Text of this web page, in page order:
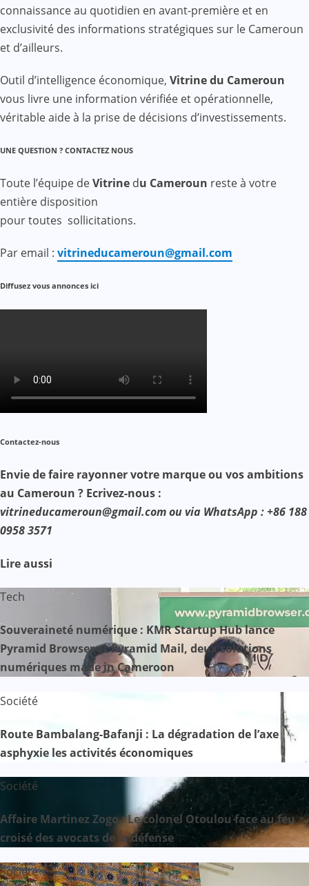
connaissance au quotidien en avant-première et en
exclusivité des informations stratégiques sur le Cameroun
et d’ailleurs.
Outil d’intelligence économique, Vitrine du Cameroun
vous livre une information vérifiée et opérationnelle,
véritable aide à la prise de décisions d’investissements.
UNE QUESTION ? CONTACTEZ NOUS
Toute l’équipe deVitrine du Cameroun reste à votre
entière disposition
pour toutes sollicitations.
Par email : vitrineducameroun@gmail.com
Diffusez vous annonces ici
Contactez-nous
Envie de faire rayonner votre marque ou vos ambitions
au Cameroun ? Ecrivez-nous :
vitrineducameroun@gmail.com ou via WhatsApp : +86 188
0958 3571
Lire aussi
Tech
Souveraineté numérique : KMR Startup Hub lance
Pyramid Browser et Pyramid Mail, deux solutions
numériques made in Cameroon
Société
Route Bambalang-Bafanji : La dégradation de l’axe
asphyxie les activités économiques
Société
Affaire Martinez Zogo : Le colonel Otoulou face au feu
croisé des avocats de la défense
Société